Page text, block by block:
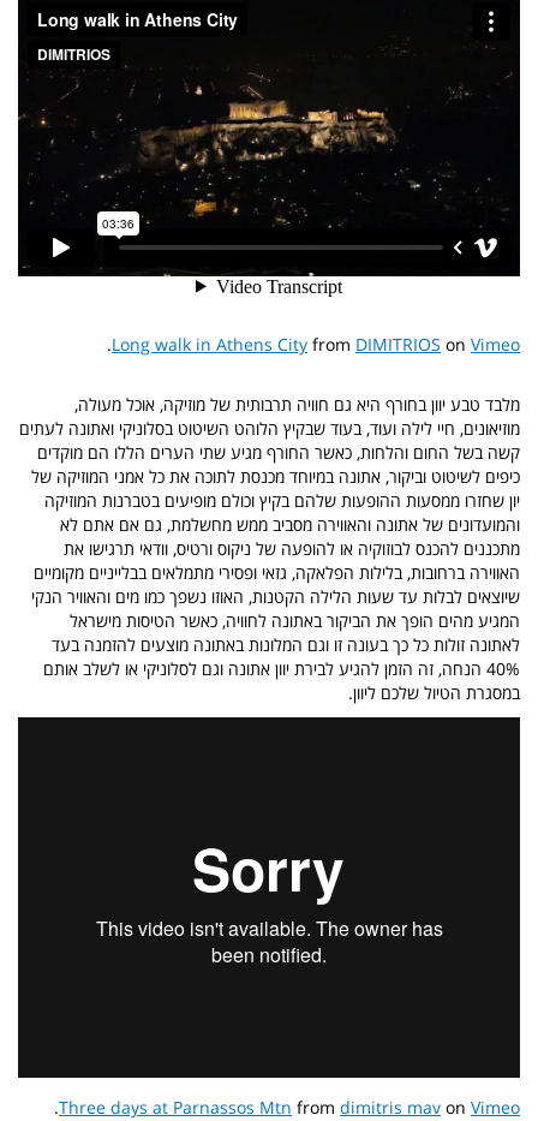
Long walk in Athens City from DIMITRIOS on Vimeo
.
מלבד טבע יוון בחורף היא גם חוויה תרבותית של מוזיקה, אוכל מעולה,
מוזיאונים, חיי לילה ועוד, בעוד שבקיץ הלוהט השיטוט בסלוניקי ואתונה לעתים
קשה בשל החום והלחות, כאשר החורף מגיע שתי הערים הללו הם מוקדים
כיפים לשיטוט וביקור, אתונה במיוחד מכנסת לתוכה את כל אמני המוזיקה של
יון שחזרו ממסעות ההופעות שלהם בקיץ וכולם מופיעים בטברנות המוזיקה
והמועדונים של אתונה והאווירה מסביב ממש מחשלמת, גם אם אתם לא
מתכננים להכנס לבוזוקיה או להופעה של ניקוס ורטיס, וודאי תרגישו את
האווירה ברחובות, בלילות הפלאקה, גזאי ופסירי מתמלאים בבלייניים מקומיים
שיוצאים לבלות עד שעות הלילה הקטנות, האוזו נשפך כמו מים והאוויר הנקי
המגיע מהים הופך את הביקור באתונה לחוויה, כאשר הטיסות מישראל
לאתונה זולות כל כך בעונה זו וגם המלונות באתונה מוצעים להזמנה בעד
40% הנחה, זה הזמן להגיע לבירת יוון אתונה וגם לסלוניקי או לשלב אותם
במסגרת הטיול שלכם ליוון.
Three days at Parnassos Mtn from dimitris mav on Vimeo
.